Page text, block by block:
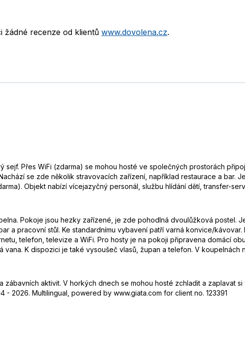
žádné recenze od klientů www.dovolena.cz.
sejf. Přes WiFi (zdarma) se mohou hosté ve společných prostorách
se zde několik stravovacích zařízení, například restaurace a bar.
Objekt nabízí vícejazyčný personál, službu hlídání dětí, transfer-
Pokoje jsou hezky zařízené, je zde pohodlná dvoulůžková postel.
a pracovní stůl. Ke standardnímu vybavení patří varná konvice/
telefon, televize a WiFi. Pro hosty je na pokoji připravena domácí
vana. K dispozici je také vysoušeč vlasů, župan a telefon. V koupelnách
zábavních aktivit. V horkých dnech se mohou hosté zchladit a zaplavat
- 2026. Multilingual, powered by www.giata.com for client no. 123391